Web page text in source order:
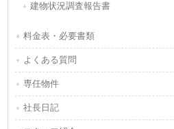
建物状況調査報告書
料金表・必要書類
よくある質問
専任物件
社長日記